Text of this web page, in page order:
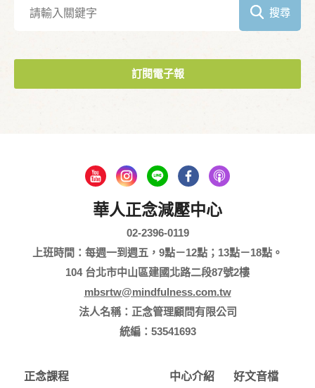
搜尋
訂閱電子報
華人正念減壓中心
02-2396-0119
上班時間：每週一到週五，9點－12點；13點－18點。
104 台北市中山區建國北路二段87號2樓
mbsrtw@mindfulness.com.tw
法人名稱：正念管理顧問有限公司
統編：53541693
正念課程
中心介紹
好文音檔